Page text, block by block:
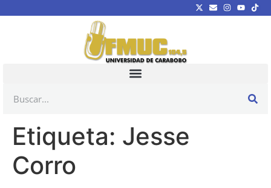
Etiqueta: Jesse
Corro